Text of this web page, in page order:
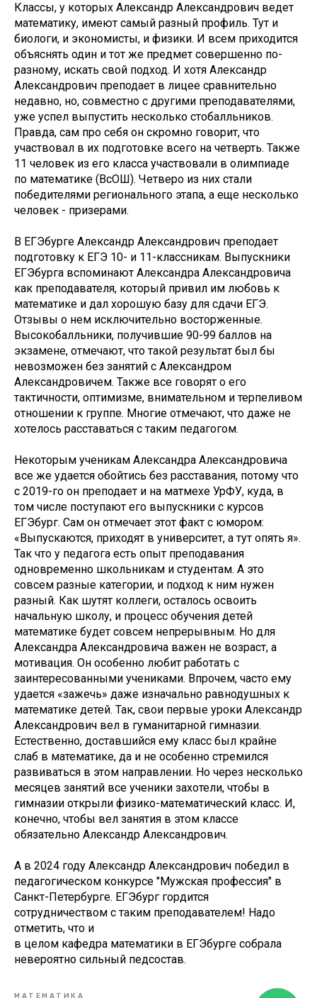
Классы, у которых Александр Александрович ведет
математику, имеют самый разный профиль. Тут и
биологи, и экономисты, и физики. И всем приходится
объяснять один и тот же предмет совершенно по-
разному, искать свой подход. И хотя Александр
Александрович преподает в лицее сравнительно
недавно, но, совместно с другими преподавателями,
уже успел выпустить несколько стобалльников.
Правда, сам про себя он скромно говорит, что
участвовал в их подготовке всего на четверть. Также
11 человек из его класса участвовали в олимпиаде
по математике (ВсОШ). Четверо из них стали
победителями регионального этапа, а еще несколько
человек - призерами.
В ЕГЭбурге Александр Александрович преподает
подготовку к ЕГЭ 10- и 11-классникам. Выпускники
ЕГЭбурга вспоминают Александра Александровича
как преподавателя, который привил им любовь к
математике и дал хорошую базу для сдачи ЕГЭ.
Отзывы о нем исключительно восторженные.
Высокобалльники, получившие 90-99 баллов на
экзамене, отмечают, что такой результат был бы
невозможен без занятий с Александром
Александровичем. Также все говорят о его
тактичности, оптимизме, внимательном и терпеливом
отношении к группе. Многие отмечают, что даже не
хотелось расставаться с таким педагогом.
Некоторым ученикам Александра Александровича
все же удается обойтись без расставания, потому что
с 2019-го он преподает и на матмехе УрФУ, куда, в
том числе поступают его выпускники с курсов
ЕГЭбург. Сам он отмечает этот факт с юмором:
«Выпускаются, приходят в университет, а тут опять я».
Так что у педагога есть опыт преподавания
одновременно школьникам и студентам. А это
совсем разные категории, и подход к ним нужен
разный. Как шутят коллеги, осталось освоить
начальную школу, и процесс обучения детей
математике будет совсем непрерывным. Но для
Александра Александровича важен не возраст, а
мотивация. Он особенно любит работать с
заинтересованными учениками. Впрочем, часто ему
удается «зажечь» даже изначально равнодушных к
математике детей. Так, свои первые уроки Александр
Александрович вел в гуманитарной гимназии.
Естественно, доставшийся ему класс был крайне
слаб в математике, да и не особенно стремился
развиваться в этом направлении. Но через несколько
месяцев занятий все ученики захотели, чтобы в
гимназии открыли физико-математический класс. И,
конечно, чтобы вел занятия в этом классе
обязательно Александр Александрович.
А в 2024 году Александр Александрович победил в
педагогическом конкурсе "Мужская профессия" в
Санкт-Петербурге. ЕГЭбург гордится
сотрудничеством с таким преподавателем! Надо
отметить, что и
в целом кафедра математики в ЕГЭбурге собрала
невероятно сильный педсостав.
МАТЕМАТИКА